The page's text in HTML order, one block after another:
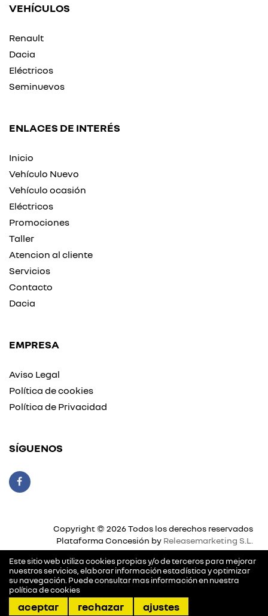
Este sitio web utiliza cookies propias y/o de terceros para mejorar
nuestros servicios, elaborar información estadística y optimizar
su navegación. Puede consultar mas información en nuestra
política de cookies
aceptar rechazar ajustes
Gestión de cookies
llamar pedir cita dirección contactar
VEHÍCULOS
Renault
Dacia
Eléctricos
Seminuevos
ENLACES DE INTERÉS
Inicio
Vehículo Nuevo
Vehículo ocasión
Eléctricos
Promociones
Taller
Atencion al cliente
Servicios
Contacto
Dacia
EMPRESA
Aviso Legal
Política de cookies
Política de Privacidad
SÍGUENOS
Copyright © 2026 Todos los derechos reservados
Plataforma Concesión by Releasemarketing S.L.